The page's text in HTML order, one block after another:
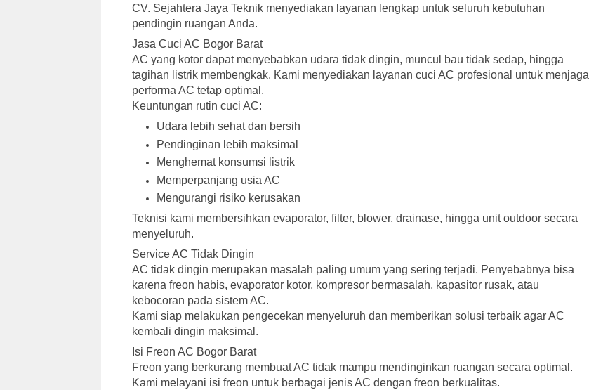
CV. Sejahtera Jaya Teknik menyediakan layanan lengkap untuk seluruh kebutuhan
pendingin ruangan Anda.
Jasa Cuci AC Bogor Barat
AC yang kotor dapat menyebabkan udara tidak dingin, muncul bau tidak sedap, hingga
tagihan listrik membengkak. Kami menyediakan layanan cuci AC profesional untuk menjaga
performa AC tetap optimal.
Keuntungan rutin cuci AC:
Udara lebih sehat dan bersih
Pendinginan lebih maksimal
Menghemat konsumsi listrik
Memperpanjang usia AC
Mengurangi risiko kerusakan
Teknisi kami membersihkan evaporator, filter, blower, drainase, hingga unit outdoor secara
menyeluruh.
Service AC Tidak Dingin
AC tidak dingin merupakan masalah paling umum yang sering terjadi. Penyebabnya bisa
karena freon habis, evaporator kotor, kompresor bermasalah, kapasitor rusak, atau
kebocoran pada sistem AC.
Kami siap melakukan pengecekan menyeluruh dan memberikan solusi terbaik agar AC
kembali dingin maksimal.
Isi Freon AC Bogor Barat
Freon yang berkurang membuat AC tidak mampu mendinginkan ruangan secara optimal.
Kami melayani isi freon untuk berbagai jenis AC dengan freon berkualitas.